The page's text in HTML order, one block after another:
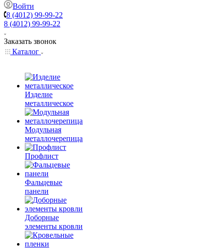
Войти
8 (4012) 99-99-22
8 (4012) 99-99-22
Заказать звонок
Каталог
Изделие
металлическое
Модульная
металлочерепица
Профлист
Фальцевые
панели
Доборные
элементы кровли